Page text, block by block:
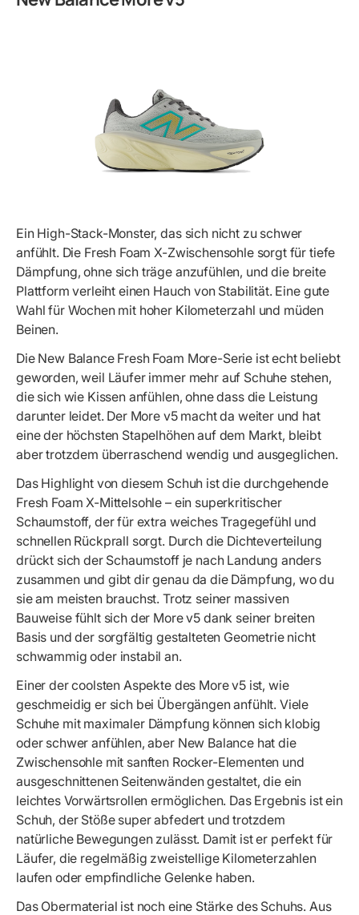
Ein High-Stack-Monster, das sich nicht zu schwer
anfühlt. Die Fresh Foam X-Zwischensohle sorgt für tiefe
Dämpfung, ohne sich träge anzufühlen, und die breite
Plattform verleiht einen Hauch von Stabilität. Eine gute
Wahl für Wochen mit hoher Kilometerzahl und müden
Beinen.
Die New Balance Fresh Foam More-Serie ist echt beliebt
geworden, weil Läufer immer mehr auf Schuhe stehen,
die sich wie Kissen anfühlen, ohne dass die Leistung
darunter leidet. Der More v5 macht da weiter und hat
eine der höchsten Stapelhöhen auf dem Markt, bleibt
aber trotzdem überraschend wendig und ausgeglichen.
Das Highlight von diesem Schuh ist die durchgehende
Fresh Foam X-Mittelsohle – ein superkritischer
Schaumstoff, der für extra weiches Tragegefühl und
schnellen Rückprall sorgt. Durch die Dichteverteilung
drückt sich der Schaumstoff je nach Landung anders
zusammen und gibt dir genau da die Dämpfung, wo du
sie am meisten brauchst. Trotz seiner massiven
Bauweise fühlt sich der More v5 dank seiner breiten
Basis und der sorgfältig gestalteten Geometrie nicht
schwammig oder instabil an.
Einer der coolsten Aspekte des More v5 ist, wie
geschmeidig er sich bei Übergängen anfühlt. Viele
Schuhe mit maximaler Dämpfung können sich klobig
oder schwer anfühlen, aber New Balance hat die
Zwischensohle mit sanften Rocker-Elementen und
ausgeschnittenen Seitenwänden gestaltet, die ein
leichtes Vorwärtsrollen ermöglichen. Das Ergebnis ist ein
Schuh, der Stöße super abfedert und trotzdem
natürliche Bewegungen zulässt. Damit ist er perfekt für
Läufer, die regelmäßig zweistellige Kilometerzahlen
laufen oder empfindliche Gelenke haben.
Das Obermaterial ist noch eine Stärke des Schuhs. Aus